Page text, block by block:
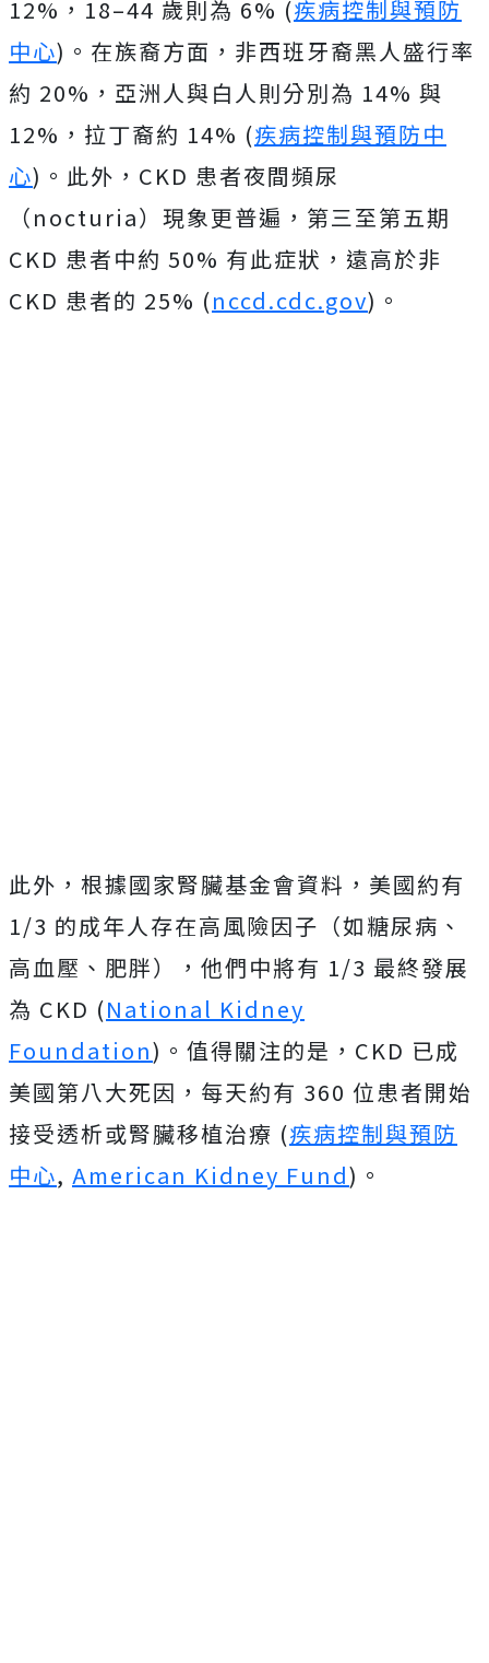
12%，18–44 歲則為 6% (疾病控制與預防
中心)。在族裔方面，非西班牙裔黑人盛行率
約 20%，亞洲人與白人則分別為 14% 與
12%，拉丁裔約 14% (疾病控制與預防中
心)。此外，CKD 患者夜間頻尿
（nocturia）現象更普遍，第三至第五期
CKD 患者中約 50% 有此症狀，遠高於非
CKD 患者的 25% (nccd.cdc.gov)。
此外，根據國家腎臟基金會資料，美國約有
1/3 的成年人存在高風險因子（如糖尿病、
高血壓、肥胖），他們中將有 1/3 最終發展
為 CKD (National Kidney
Foundation)。值得關注的是，CKD 已成
美國第八大死因，每天約有 360 位患者開始
接受透析或腎臟移植治療 (疾病控制與預防
中心, American Kidney Fund)。